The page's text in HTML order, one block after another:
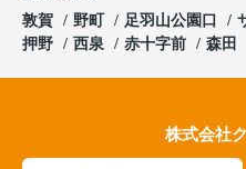
敦賀
野町 足羽山公園口
押野
西泉 赤十字前 森田
株式会社